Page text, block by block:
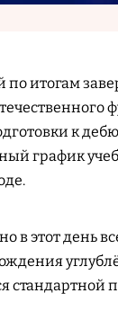
итогам
к
график
в этот день